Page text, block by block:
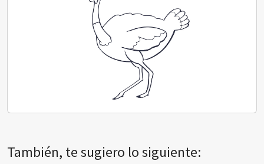
También, te sugiero lo siguiente: